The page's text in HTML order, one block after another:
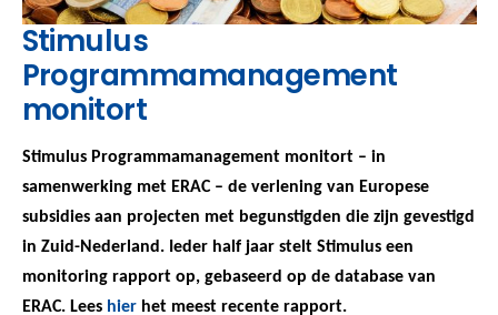
Stimulus
Programmamanagement
monitort
Stimulus Programmamanagement monitort – in
samenwerking met ERAC – de verlening van Europese
subsidies aan projecten met begunstigden die zijn gevestigd
in Zuid-Nederland. Ieder half jaar stelt Stimulus een
monitoring rapport op, gebaseerd op de database van
ERAC. Lees hierhet meest recente rapport.